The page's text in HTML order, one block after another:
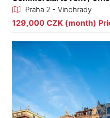
Praha 2 - Vinohrady
129,000 CZK (month)